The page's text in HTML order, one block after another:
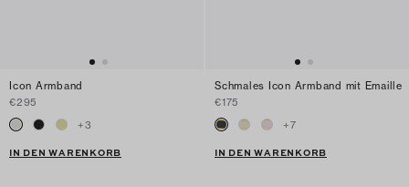
Icon Armband
€295
+3
IN DEN WARENKORB
Schmales Icon Armband mit Emaille
€175
+7
IN DEN WARENKORB